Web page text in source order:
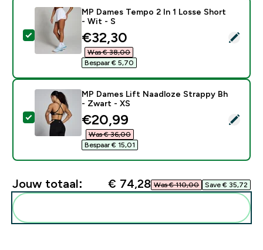
Selecteer dit product - MP Dames Tempo 2 In 1
MP Dames Tempo 2 In 1 Losse Short
- Wit - S
discounted price
€32,30‎
Was € 38,00‎
Bespaar € 5,70‎
Selecteer dit product - MP Dames Lift Naadloze
MP Dames Lift Naadloze Strappy Bh
- Zwart - XS
discounted price
€20,99‎
Was € 36,00‎
Bespaar € 15,01‎
Jouw totaal: € 74,28‎ Was € 110,00‎ Save € 35,72‎